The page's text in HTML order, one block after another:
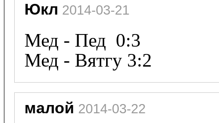
Юкл 2014-03-21
Мед - Пед  0:3
Мед - Вятгу 3:2
малой 2014-03-22